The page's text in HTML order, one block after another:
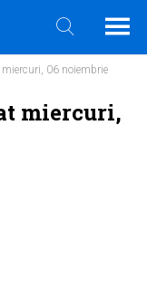
06 noiembrie
miercuri,